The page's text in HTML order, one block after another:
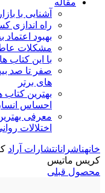
آشنایی با
راه اندازی
بهبود
مشکلات
با این کتاب
صفر تا صد
های برتر
بهترین کتاب
احساس
معرفی
اختلالات
خانهناشرانانتشارات آراد
کریس ماتیس
محصول قبلی